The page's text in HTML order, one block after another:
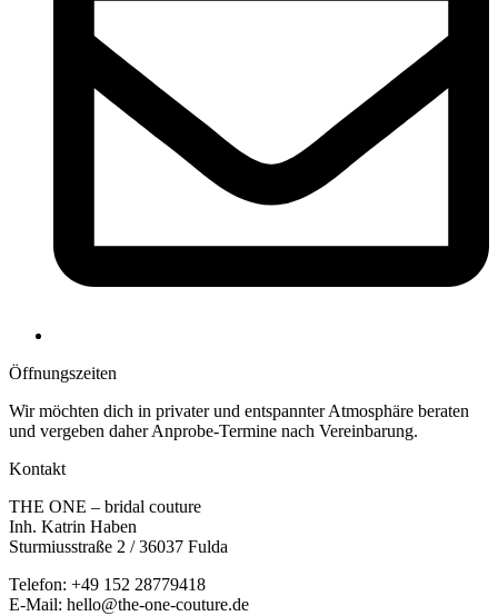
Öffnungs­zeiten
Wir möchten dich in privater und entspannter Atmosphäre beraten
und vergeben daher Anprobe-Termine nach Vereinbarung.
Kontakt
THE ONE – bridal couture
Inh. Katrin Haben
Sturmiusstraße 2 / 36037 Fulda
Telefon: +49 152 28779418
E-Mail: hello@the-one-couture.de